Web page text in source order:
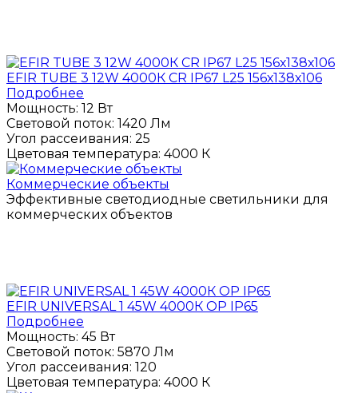
EFIR TUBE 3 12W 4000К CR IP67 L25 156х138х106
Подробнее
Мощность: 12 Вт
Световой поток: 1420 Лм
Угол рассеивания: 25
Цветовая температура: 4000 К
Коммерческие объекты
Эффективные светодиодные светильники для
коммерческих объектов
EFIR UNIVERSAL 1 45W 4000К OP IP65
Подробнее
Мощность: 45 Вт
Световой поток: 5870 Лм
Угол рассеивания: 120
Цветовая температура: 4000 К